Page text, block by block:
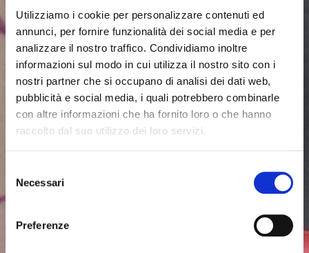
Utilizziamo i cookie per personalizzare contenuti ed
annunci, per fornire funzionalità dei social media e per
analizzare il nostro traffico. Condividiamo inoltre
informazioni sul modo in cui utilizza il nostro sito con i
nostri partner che si occupano di analisi dei dati web,
pubblicità e social media, i quali potrebbero combinarle
con altre informazioni che ha fornito loro o che hanno
raccolto dal suo utilizzo dei loro servizi.
del
consenso
Necessari
Preferenze